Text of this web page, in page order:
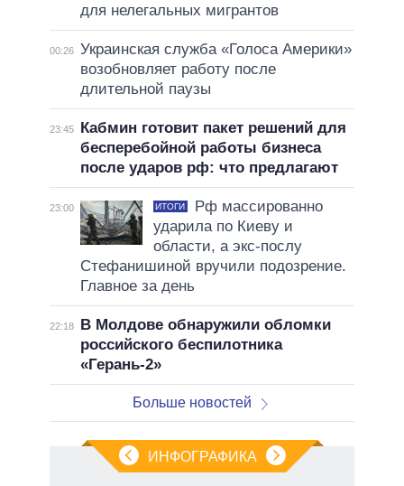
для нелегальных мигрантов
00:26 Украинская служба «Голоса Америки»
возобновляет работу после
длительной паузы
23:45
Кабмин готовит пакет решений для
бесперебойной работы бизнеса
после ударов рф: что предлагают
23:00 ИТОГИ
Рф массированно
ударила по Киеву и
области, а экс-послу
Стефанишиной вручили подозрение.
Главное за день
22:18
В Молдове обнаружили обломки
российского беспилотника
«Герань-2»
Больше новостей
ИНФОГРАФИКА